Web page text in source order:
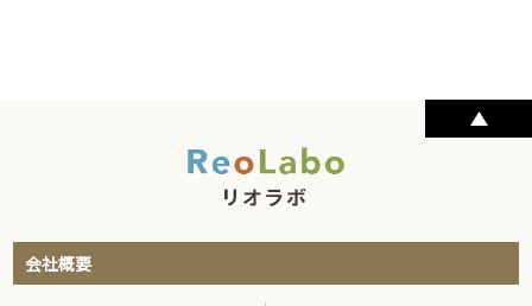
会社概要